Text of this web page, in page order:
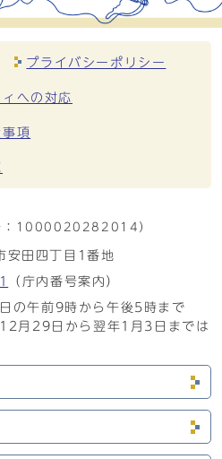
プライバシーポリシー
への対応
項
1000020282014）
田四丁目1番地
（庁内番号案内）
の午前9時から午後5時まで
12月29日から翌年1月3日までは